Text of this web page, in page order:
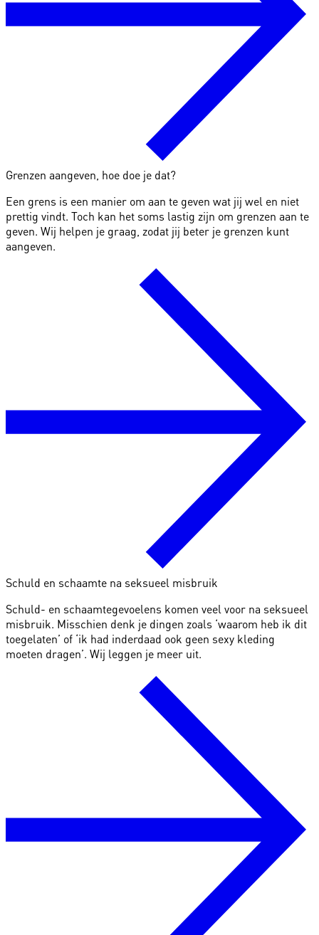
Grenzen aangeven, hoe doe je dat?
Een grens is een manier om aan te geven wat jij wel en niet
prettig vindt. Toch kan het soms lastig zijn om grenzen aan te
geven. Wij helpen je graag, zodat jij beter je grenzen kunt
aangeven.
Schuld en schaamte na seksueel misbruik
Schuld- en schaamtegevoelens komen veel voor na seksueel
misbruik. Misschien denk je dingen zoals ‘waarom heb ik dit
toegelaten’ of ‘ik had inderdaad ook geen sexy kleding
moeten dragen’. Wij leggen je meer uit.